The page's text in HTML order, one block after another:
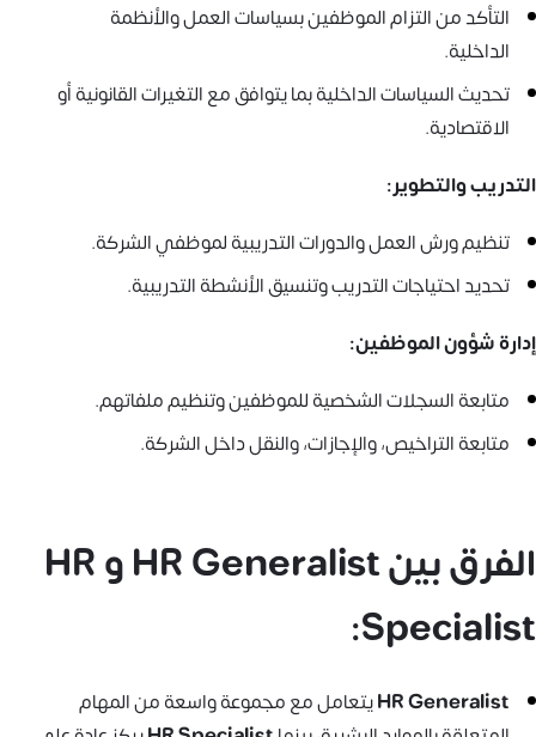
التأكد من التزام الموظفين بسياسات العمل والأنظمة
الداخلية.
تحديث السياسات الداخلية بما يتوافق مع التغيرات القانونية أو
الاقتصادية.
التدريب والتطوير:
تنظيم ورش العمل والدورات التدريبية لموظفي الشركة.
تحديد احتياجات التدريب وتنسيق الأنشطة التدريبية.
إدارة شؤون الموظفين:
متابعة السجلات الشخصية للموظفين وتنظيم ملفاتهم.
متابعة التراخيص، والإجازات، والنقل داخل الشركة.
الفرق بين HR Generalist و HR
Specialist:
HR Generalistيتعامل مع مجموعة واسعة من المهام